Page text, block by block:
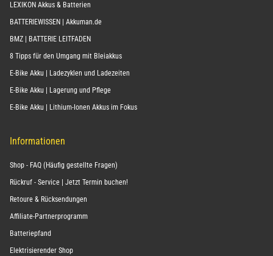
LEXIKON Akkus & Batterien
BATTERIEWISSEN | Akkuman.de
BMZ | BATTERIE LEITFADEN
8 Tipps für den Umgang mit Bleiakkus
E-Bike Akku | Ladezyklen und Ladezeiten
E-Bike Akku | Lagerung und Pflege
E-Bike Akku | Lithium-Ionen Akkus im Fokus
Informationen
Shop - FAQ (Häufig gestellte Fragen)
Rückruf - Service | Jetzt Termin buchen!
Retoure & Rücksendungen
Affiliate-Partnerprogramm
Batteriepfand
Elektrisierender Shop